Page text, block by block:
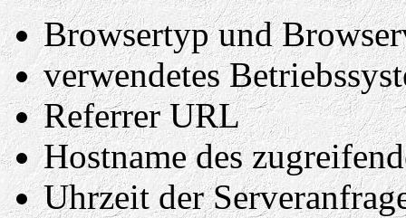
Browsertyp und
verwendetes
Referrer URL
Hostname des
Uhrzeit der